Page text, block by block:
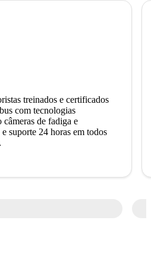
treinados e certificados
com tecnologias
de fadiga e
suporte 24 horas em todos